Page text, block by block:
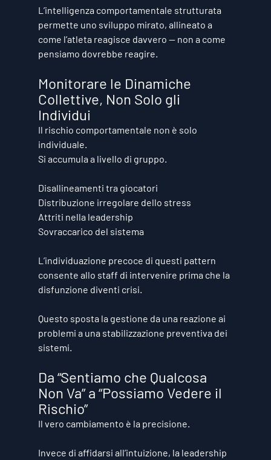
L’intelligenza comportamentale strutturata
permette uno sviluppo mirato, allineato a
come l’atleta reagisce davvero — non a come
pensiamo dovrebbe reagire.
Monitorare le Dinamiche
Collettive, Non Solo gli
Individui
Il rischio comportamentale non è solo
individuale.
Si accumula a livello di gruppo.
Disallineamenti tra giocatori
Distribuzione irregolare dello stress
Attriti nella leadership
Sovraccarico del sistema
L’individuazione precoce di questi pattern
consente allo staff di intervenire prima che la
disfunzione diventi crisi.
Questo sposta la gestione da una reazione ai
problemi a una stabilizzazione preventiva dei
sistemi.
Da “Sentiamo che Qualcosa
Non Va” a “Possiamo Vedere il
Rischio”
Il vero cambiamento è la precisione.
Invece di affidarsi all’intuizione, la leadership